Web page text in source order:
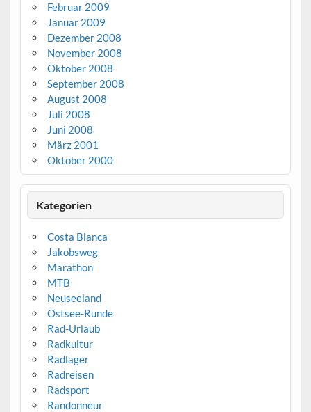
Februar 2009
Januar 2009
Dezember 2008
November 2008
Oktober 2008
September 2008
August 2008
Juli 2008
Juni 2008
März 2001
Oktober 2000
Kategorien
Costa Blanca
Jakobsweg
Marathon
MTB
Neuseeland
Ostsee-Runde
Rad-Urlaub
Radkultur
Radlager
Radreisen
Radsport
Randonneur